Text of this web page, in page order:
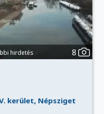
hirdetés 8
kerület, Népsziget